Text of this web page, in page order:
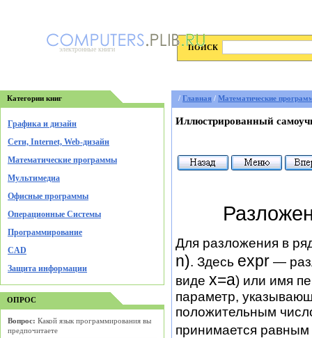
электронные книги ПОИСК
Категории книг
Графика и дизайн
Cети, Internet, Web-дизайн
Математические программы
Мультимедиа
Офисные программы
Операционные Системы
Программирование
CAD
Защита информации
ОПРОС
Вопрос: Какой язык программирования вы
предпочитаете
/ Главная / Математические
Иллюстрированный
Для разложения в
n). Здесь ехрr —
виде х=а) или имя
параметр,
положительным
принимается